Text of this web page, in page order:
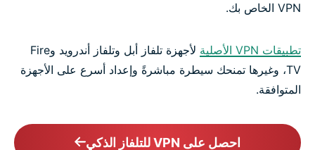
VPN الخاص بك.
تطبيقات VPN الأصلية
لأجهزة تلفاز أبل وتلفاز أندرويد وFire
TV، وغيرها تمنحك سيطرة مباشرةً وإعداد أسرع على الأجهزة
المتوافقة.
احصل على VPN للتلفاز الذكي